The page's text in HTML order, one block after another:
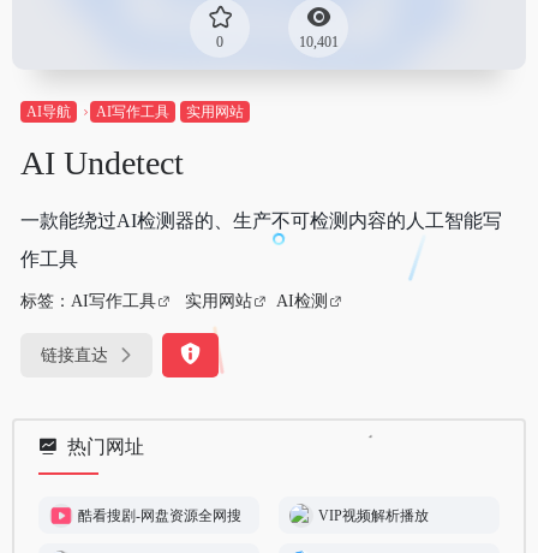
0 10,401
AI导航 AI写作工具 实用网站
AI Undetect
一款能绕过AI检测器的、生产不可检测内容的人工智能写
作工具
标签： AI写作工具 实用网站 AI检测
链接直达
热门网址
酷看搜剧-网盘资源全网搜 VIP视频解析播放